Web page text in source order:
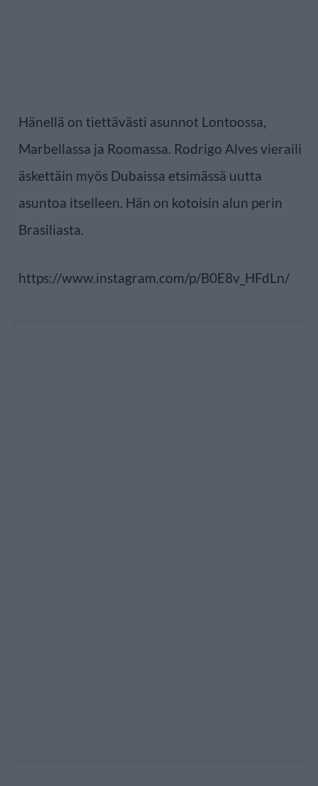
Hänellä on tiettävästi asunnot Lontoossa,
Marbellassa ja Roomassa. Rodrigo Alves vieraili
äskettäin myös Dubaissa etsimässä uutta
asuntoa itselleen. Hän on kotoisin alun perin
Brasiliasta.
https://www.instagram.com/p/B0E8v_HFdLn/